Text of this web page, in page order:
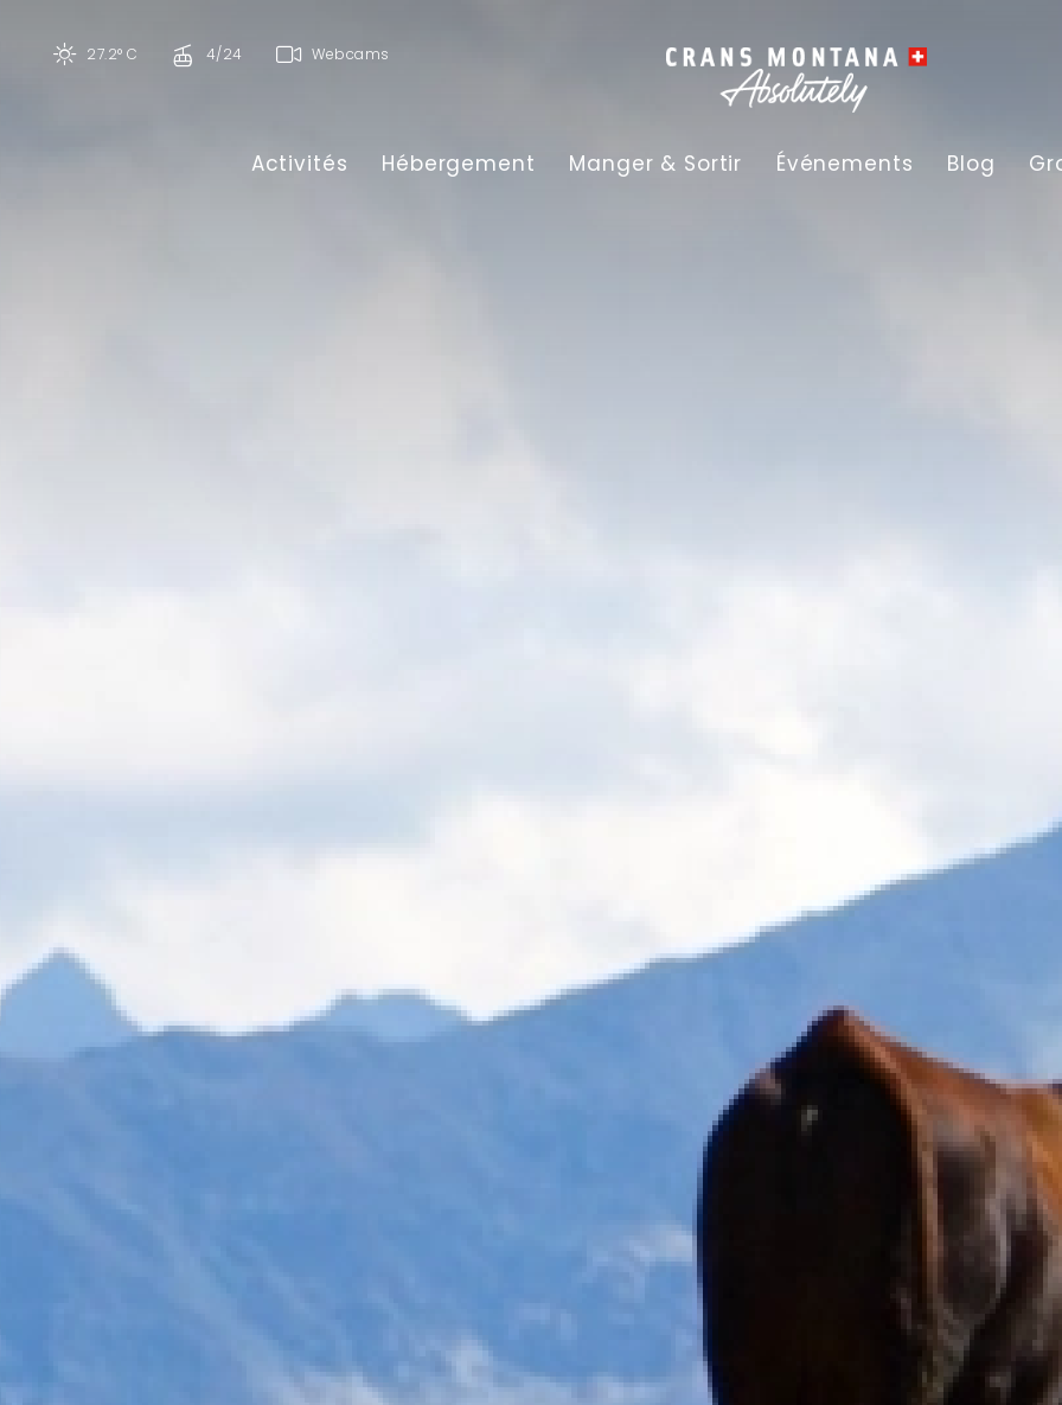
27.2° C 4/24 Webcams
Activités Hébergement Manger & Sortir Événements Blog